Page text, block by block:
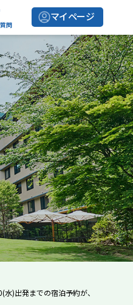
問
マイページ
)出発までの宿泊予約が、